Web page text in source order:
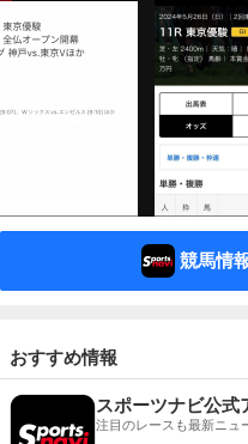
競馬情
おすすめ情報
スポーツナビ公式
注目のレースも最新ニュ